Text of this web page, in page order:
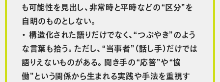
も可能性を見出し、非常時と平時などの“区分”を
自明のものとしない。
・ 構造化された語りだけでなく、“つぶやき”のよう
な言葉も拾う。ただし、“当事者”（話し手）だけでは
語りえないものがある。聞き手の“応答”や“協
働”という関係から生まれる実践や手法を重視す